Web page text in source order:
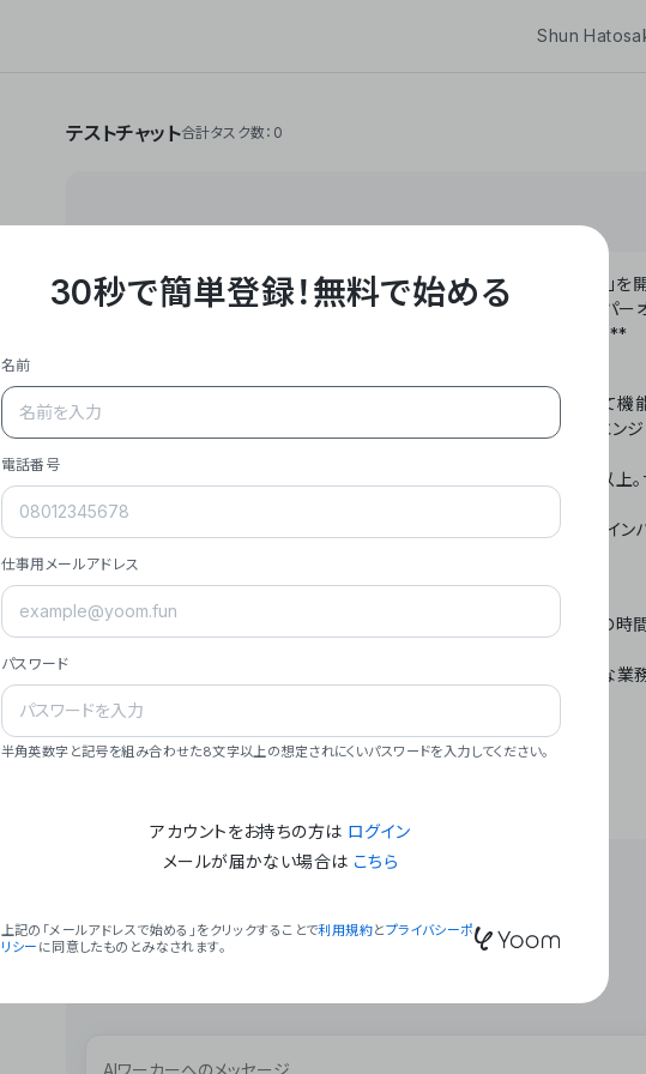
Shun
テストチャット合計タスク数：0
**Yoom株式会社は、ビジネスオートメーションSaaS「Yoom」を開
API・RPA・OCRなどの技術をノーコードで組み合わせたハイパー
作業やデスクワークを自動化するサービスを提供しています。**
- **主力プロダクト「Yoom」**: SaaS連携データベースとして機能
メール対応、請求書処理、日報作成などの業務を自動化。非エン
- **実績**: 国内利用社数20,000社超、直近成長率300%以上。
- **強み**: すべての自動化技術を1プラットフォームで完結。イ
- **ミッション**: 「We Make Time」 – テクノロジーで人々の時
- **ビジョン**: 「Global Business Automation」 – 世界的な業
### 会社概要
30秒で簡単登録！無料で始める
名前
電話番号
仕事用メールアドレス
パスワード
半角英数字と記号を組み合わせた8文字以上の想定されにくいパスワードを入力してください。
アカウントをお持ちの方は ログイン
メールが届かない場合は こちら
上記の「メールアドレスで始める」をクリックすることで利用規約とプライバシーポ
リシー に同意したものとみなされます。